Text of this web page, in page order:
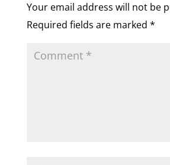
Your email address will not be
Required fields are marked *